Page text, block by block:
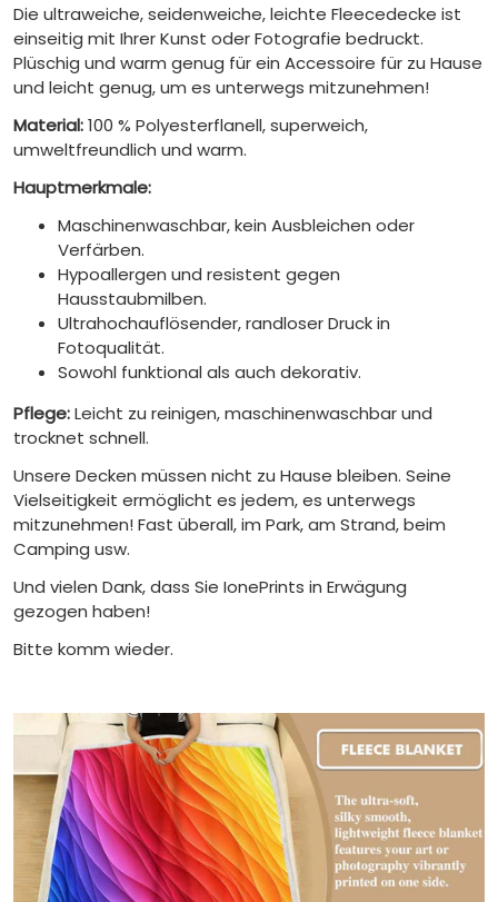
Die ultraweiche, seidenweiche, leichte Fleecedecke ist
einseitig mit Ihrer Kunst oder Fotografie bedruckt.
Plüschig und warm genug für ein Accessoire für zu Hause
und leicht genug, um es unterwegs mitzunehmen!
Material:100 % Polyesterflanell, superweich,
umweltfreundlich und warm.
Hauptmerkmale:
Maschinenwaschbar, kein Ausbleichen oder
Verfärben.
Hypoallergen und resistent gegen
Hausstaubmilben.
Ultrahochauflösender, randloser Druck in
Fotoqualität.
Sowohl funktional als auch dekorativ.
Pflege:Leicht zu reinigen, maschinenwaschbar und
trocknet schnell.
Unsere Decken müssen nicht zu Hause bleiben. Seine
Vielseitigkeit ermöglicht es jedem, es unterwegs
mitzunehmen! Fast überall, im Park, am Strand, beim
Camping usw.
Und vielen Dank, dass Sie IonePrints in Erwägung
gezogen haben!
Bitte komm wieder.